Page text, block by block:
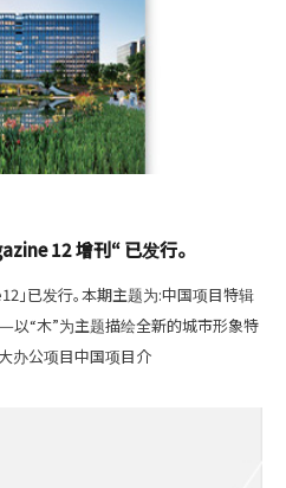
12 增刊“ 已发行。
」已发行。本期主题为:中国项目特辑
以“木”为主题描绘全新的城市形象特
办公项目中国项目介